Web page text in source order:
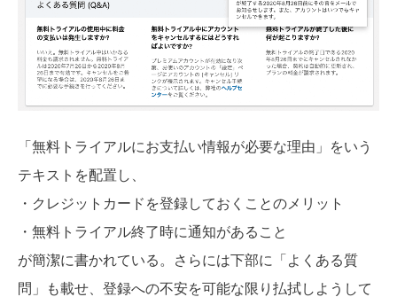
「無料トライアルにお支払い情報が必要な理由」をいう
テキストを配置し、
・クレジットカードを登録しておくことのメリット
・無料トライアル終了時に通知があること
が簡潔に書かれている。さらには下部に「よくある質
問」も載せ、登録への不安を可能な限り払拭しようして